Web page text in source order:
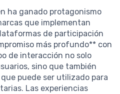
ha ganado protagonismo
que implementan
de participación
más profundo** con
de interacción no solo
sino que también
puede ser utilizado para
Las experiencias